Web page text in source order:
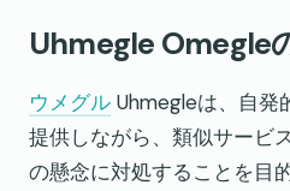
Uhmegle Omegle
ウメグル Uhmegleは、自発
提供しながら、類似サービ
の懸念に対処することを目